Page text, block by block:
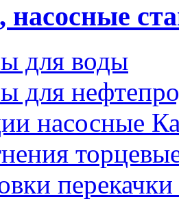
насосные
для воды
для
насосные